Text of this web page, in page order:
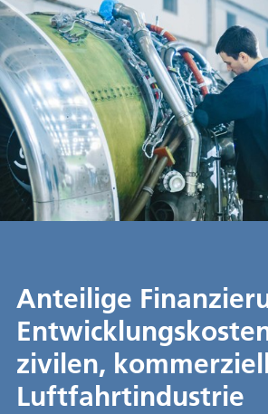
Anteilige
zivilen,
Luftfahrtindustrie